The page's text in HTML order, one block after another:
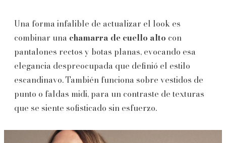
Una forma infalible de actualizar el look es
combinar una chamarra de cuello alto con
pantalones rectos y botas planas, evocando esa
elegancia despreocupada que definió el estilo
escandinavo. También funciona sobre vestidos de
punto o faldas midi, para un contraste de texturas
que se siente sofisticado sin esfuerzo.